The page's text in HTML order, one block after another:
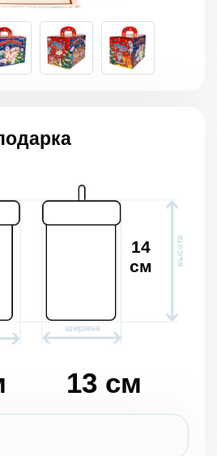
13 см
14
см